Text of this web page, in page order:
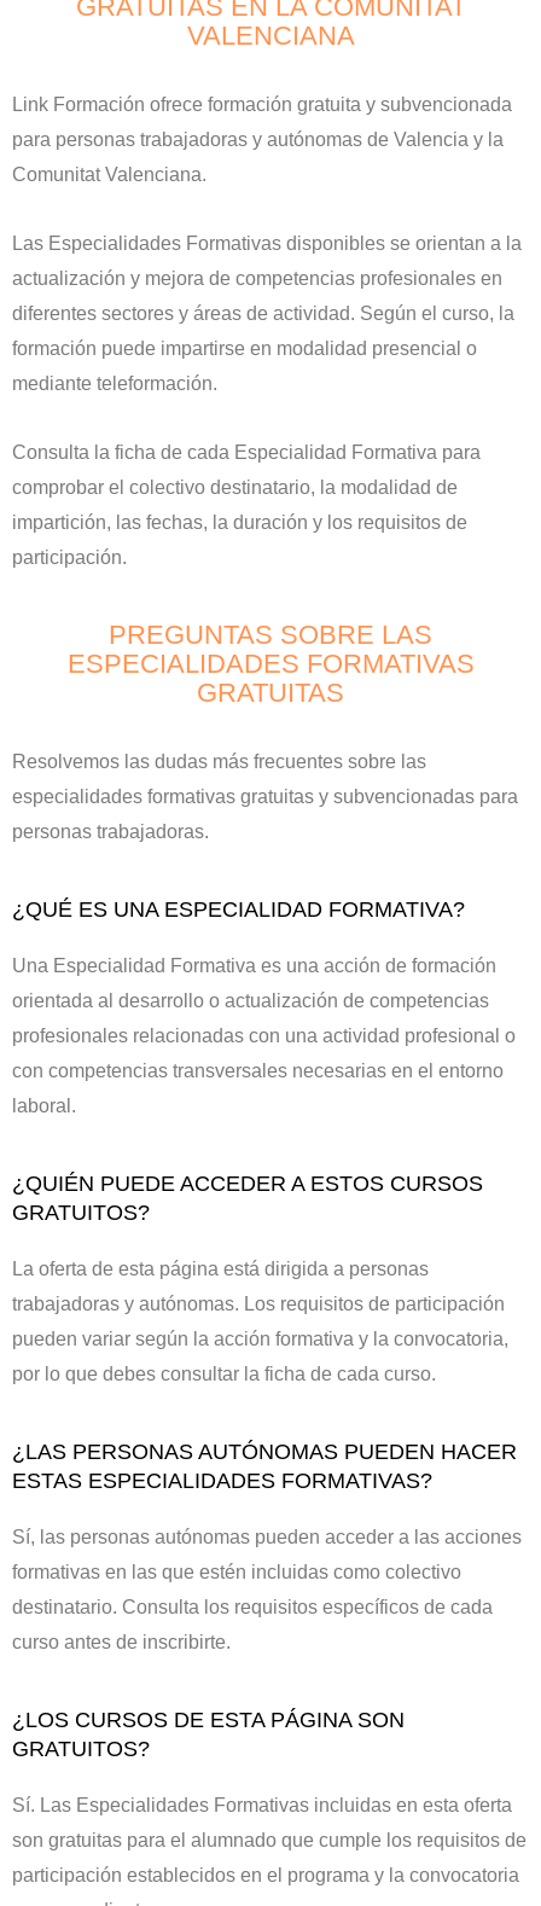
GRATUITAS EN LA COMUNITAT
VALENCIANA
Link Formación ofrece formación gratuita y subvencionada
para personas trabajadoras y autónomas de Valencia y la
Comunitat Valenciana.
Las Especialidades Formativas disponibles se orientan a la
actualización y mejora de competencias profesionales en
diferentes sectores y áreas de actividad. Según el curso, la
formación puede impartirse en modalidad presencial o
mediante teleformación.
Consulta la ficha de cada Especialidad Formativa para
comprobar el colectivo destinatario, la modalidad de
impartición, las fechas, la duración y los requisitos de
participación.
PREGUNTAS SOBRE LAS
ESPECIALIDADES FORMATIVAS
GRATUITAS
Resolvemos las dudas más frecuentes sobre las
especialidades formativas gratuitas y subvencionadas para
personas trabajadoras.
¿QUÉ ES UNA ESPECIALIDAD FORMATIVA?
Una Especialidad Formativa es una acción de formación
orientada al desarrollo o actualización de competencias
profesionales relacionadas con una actividad profesional o
con competencias transversales necesarias en el entorno
laboral.
¿QUIÉN PUEDE ACCEDER A ESTOS CURSOS
GRATUITOS?
La oferta de esta página está dirigida a personas
trabajadoras y autónomas. Los requisitos de participación
pueden variar según la acción formativa y la convocatoria,
por lo que debes consultar la ficha de cada curso.
¿LAS PERSONAS AUTÓNOMAS PUEDEN HACER
ESTAS ESPECIALIDADES FORMATIVAS?
Sí, las personas autónomas pueden acceder a las acciones
formativas en las que estén incluidas como colectivo
destinatario. Consulta los requisitos específicos de cada
curso antes de inscribirte.
¿LOS CURSOS DE ESTA PÁGINA SON
GRATUITOS?
Sí. Las Especialidades Formativas incluidas en esta oferta
son gratuitas para el alumnado que cumple los requisitos de
participación establecidos en el programa y la convocatoria